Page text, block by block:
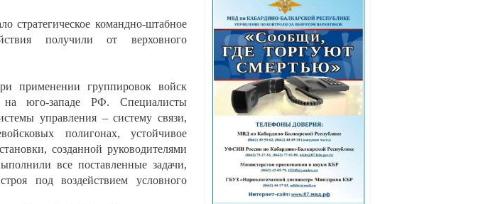
командно-штабное
получили от верховного
применении группировок войск
на юго-западе РФ. Специалисты
управления – систему связи,
полигонах, устойчивое
созданной руководителями
все поставленные задачи,
под воздействием условного